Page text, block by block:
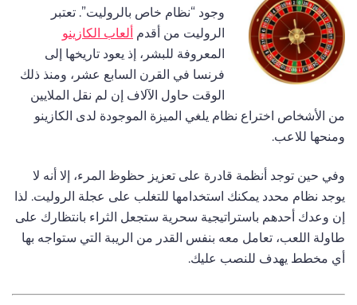
وجود “نظام خاص بالروليت”. تعتبر
الروليت من أقدم ألعاب الكازينو
المعروفة للبشر، إذ يعود تاريخها إلى
فرنسا في القرن السابع عشر، ومنذ ذلك
الوقت حاول الآلاف إن لم نقل الملايين
من الأشخاص اختراع نظام يلغي الميزة الموجودة لدى الكازينو
ومنحها للاعب.
وفي حين توجد أنظمة قادرة على تعزيز حظوظ المرء، إلا أنه لا
يوجد نظام محدد يمكنك استخدامها للتغلب على عجلة الروليت. لذا
إن وعدك أحدهم باستراتيجية سحرية ستجعل الثراء بانتظارك على
طاولة اللعب، تعامل معه بنفس القدر من الريبة التي ستواجه بها
أي مخطط يهدف للنصب عليك.